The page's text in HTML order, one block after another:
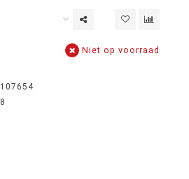
Niet op voorraad